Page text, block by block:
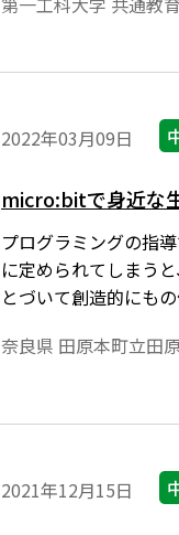
2022年03月09日
micro:bitで身近な
プログラミングの指
に定められてしまう
とづいて創造的にも
奈良県 田原本町立田
2021年12月15日